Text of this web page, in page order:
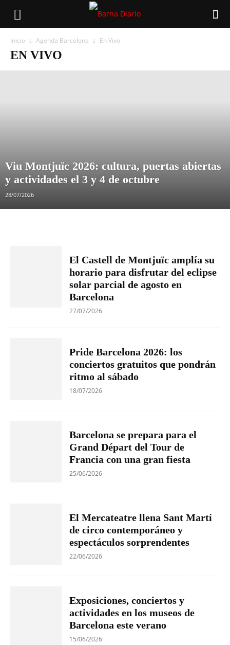
Inicio Agenda Barcelona En Vivo
EN VIVO
Viu Montjuïc 2026: cultura, puertas abiertas
y actividades el 3 y 4 de octubre
28/07/2026
El Castell de Montjuïc amplía su
horario para disfrutar del eclipse
solar parcial de agosto en
Barcelona
27/07/2026
Pride Barcelona 2026: los
conciertos gratuitos que pondrán
ritmo al sábado
18/07/2026
Barcelona se prepara para el
Grand Départ del Tour de
Francia con una gran fiesta
25/06/2026
El Mercateatre llena Sant Martí
de circo contemporáneo y
espectáculos sorprendentes
22/06/2026
Exposiciones, conciertos y
actividades en los museos de
Barcelona este verano
15/06/2026